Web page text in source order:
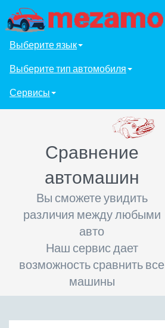
Выберите язык
Выберите тип автомобиля
Сервисы
Сравнение
автомашин
Вы сможете увидить
различия между любыми
авто
Наш сервис дает
возможность сравнить все
машины